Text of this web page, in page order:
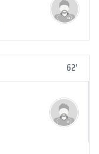
62'